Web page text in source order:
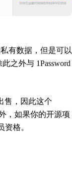
私有数据，但是可以
之外与 1Password
售，因此这个
，如果你的开源项
资格。